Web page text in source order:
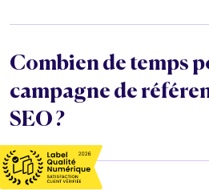
Combien de temps
campagne de
SEO ?